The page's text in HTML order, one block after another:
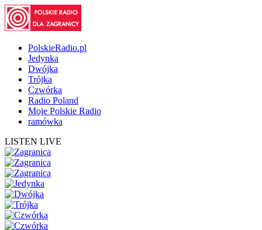
PolskieRadio.pl
Jedynka
Dwójka
Trójka
Czwórka
Radio Poland
Moje Polskie Radio
ramówka
LISTEN LIVE